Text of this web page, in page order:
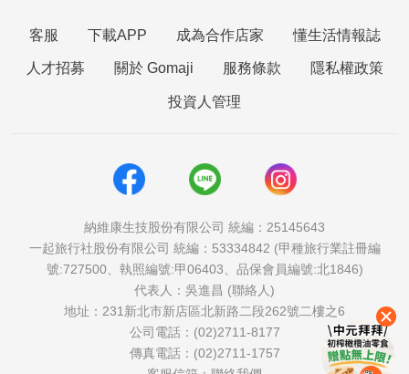
客服 下載APP 成為合作店家 懂生活情報誌
人才招募 關於 Gomaji 服務條款 隱私權政策
投資人管理
納維康生技股份有限公司 統編：25145643
一起旅行社股份有限公司 統編：53334842 (甲種旅行業註冊編
號:727500、執照編號:甲06403、品保會員編號:北1846)
代表人：吳進昌 (聯絡人)
地址：231新北市新店區北新路二段262號二樓之6
公司電話：(02)2711-8177
傳真電話：(02)2711-1757